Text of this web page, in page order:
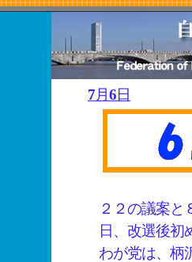
7月6日
２２の議案と
日、改選後初
わが党は、柄